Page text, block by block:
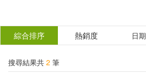
結
分類 (單選)
所有商品(2) 圖書(1)
綜合排序 熱銷度 日期
搜尋結果共 2 筆